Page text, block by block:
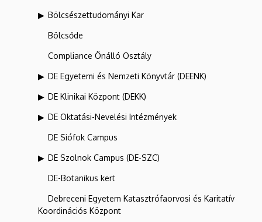
Bölcsészettudományi Kar
Bölcsőde
Compliance Önálló Osztály
DE Egyetemi és Nemzeti Könyvtár (DEENK)
DE Klinikai Központ (DEKK)
DE Oktatási-Nevelési Intézmények
DE Siófok Campus
DE Szolnok Campus (DE-SZC)
DE-Botanikus kert
Debreceni Egyetem Katasztrófaorvosi és Karitatív
Koordinációs Központ